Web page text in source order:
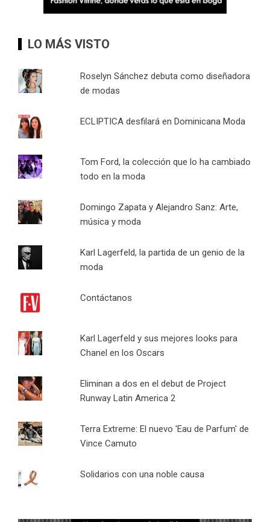
LO MÁS VISTO
Roselyn Sánchez debuta como diseñadora
de modas
ECLIPTICA desfilará en Dominicana Moda
Tom Ford, la colección que lo ha cambiado
todo en la moda
Domingo Zapata y Alejandro Sanz: Arte,
música y moda
Karl Lagerfeld, la partida de un genio de la
moda
Contáctanos
Karl Lagerfeld y sus mejores looks para
Chanel en los Oscars
Eliminan a dos en el debut de Project
Runway Latin America 2
Terra Extreme: El nuevo 'Eau de Parfum' de
Vince Camuto
Solidarios con una noble causa